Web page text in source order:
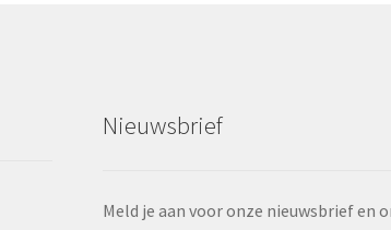
Nieuwsbrief
Meld je aan voor onze nieuwsbrief en